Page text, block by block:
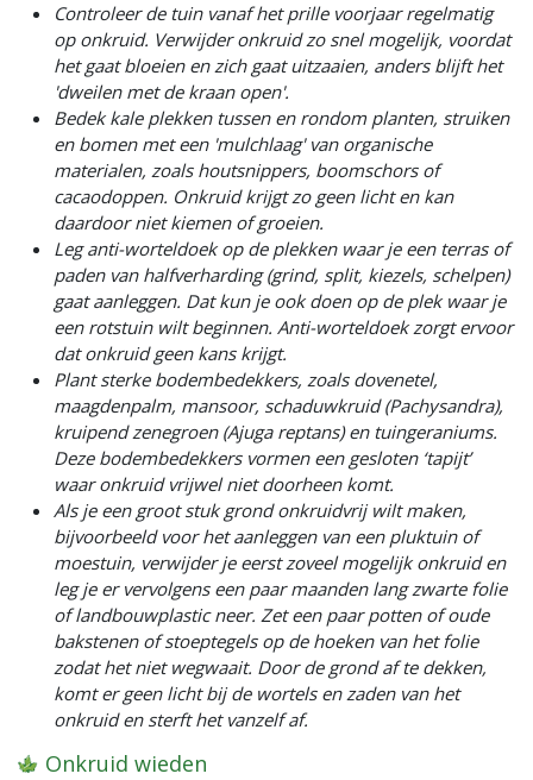
Controleer de tuin vanaf het prille voorjaar regelmatig
op onkruid. Verwijder onkruid zo snel mogelijk, voordat
het gaat bloeien en zich gaat uitzaaien, anders blijft het
'dweilen met de kraan open'.
Bedek kale plekken tussen en rondom planten, struiken
en bomen met een 'mulchlaag' van organische
materialen, zoals houtsnippers, boomschors of
cacaodoppen. Onkruid krijgt zo geen licht en kan
daardoor niet kiemen of groeien.
Leg anti-worteldoek op de plekken waar je een terras of
paden van halfverharding (grind, split, kiezels, schelpen)
gaat aanleggen. Dat kun je ook doen op de plek waar je
een rotstuin wilt beginnen. Anti-worteldoek zorgt ervoor
dat onkruid geen kans krijgt.
Plant sterke bodembedekkers, zoals dovenetel,
maagdenpalm, mansoor, schaduwkruid (Pachysandra),
kruipend zenegroen (Ajuga reptans) en tuingeraniums.
Deze bodembedekkers vormen een gesloten ‘tapijt’
waar onkruid vrijwel niet doorheen komt.
Als je een groot stuk grond onkruidvrij wilt maken,
bijvoorbeeld voor het aanleggen van een pluktuin of
moestuin, verwijder je eerst zoveel mogelijk onkruid en
leg je er vervolgens een paar maanden lang zwarte folie
of landbouwplastic neer. Zet een paar potten of oude
bakstenen of stoeptegels op de hoeken van het folie
zodat het niet wegwaait. Door de grond af te dekken,
komt er geen licht bij de wortels en zaden van het
onkruid en sterft het vanzelf af.
Onkruid wieden